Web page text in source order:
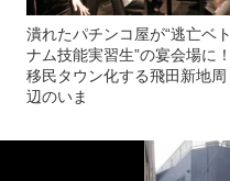
潰れたパチンコ屋が“逃亡ベト
ナム技能実習生”の宴会場に！
移民タウン化する飛田新地周
辺のいま